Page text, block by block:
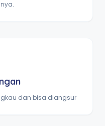
dan bisa diangsur